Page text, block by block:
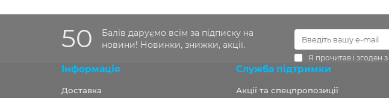
50
Балів даруємо всім за підписку на
новини! Новинки, знижки, акції.
Я прочитав і згоден
Інформація
Доставка
Служба підтримки
Акції та спецпропозиції